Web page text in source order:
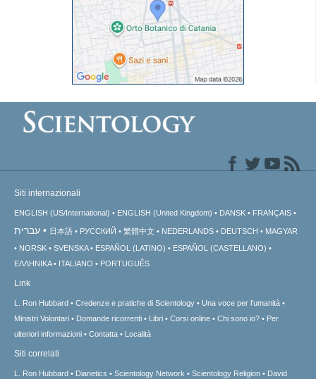
Siti internazionali
ENGLISH (US/International) ENGLISH (United Kingdom) DANSK FRANÇAIS
עברית 日本語 РУССКИЙ 繁體中文 NEDERLANDS DEUTSCH
MAGYAR
NORSK
SVENSKA ESPAÑOL (LATINO)
ESPAÑOL (CASTELLANO)
ΕΛΛΗΝΙΚA
ITALIANO PORTUGUÊS
Link
L. Ron Hubbard Credenze e pratiche di Scientology
Una voce per l’umanità
Ministri Volontari
Domande ricorrenti Libri Corsi online Chi sono io?
Per
ulteriori informazioni
Contatta Località
Siti correlati
L. Ron Hubbard Dianetics Scientology Network Scientology Religion David